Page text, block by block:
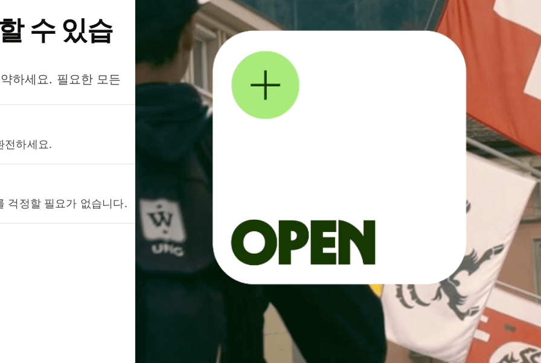
수 있습
하세요. 필요한 모든
전하세요.
걱정할 필요가 없습니다.